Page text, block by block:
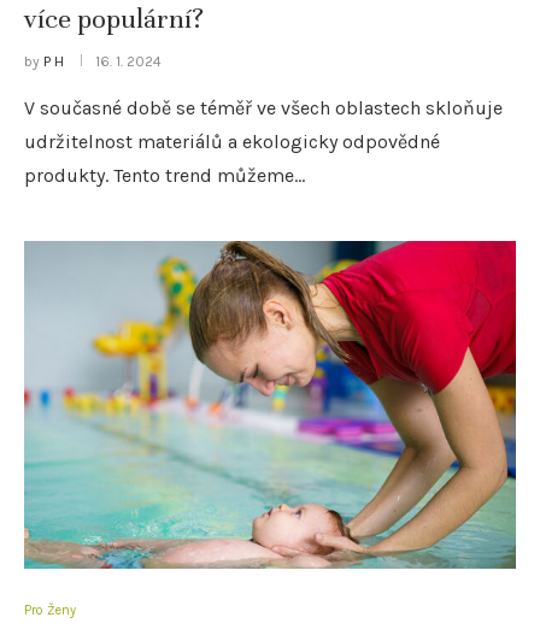
více populární?
by P H 16. 1. 2024
V současné době se téměř ve všech oblastech skloňuje
udržitelnost materiálů a ekologicky odpovědné
produkty. Tento trend můžeme…
Pro Ženy